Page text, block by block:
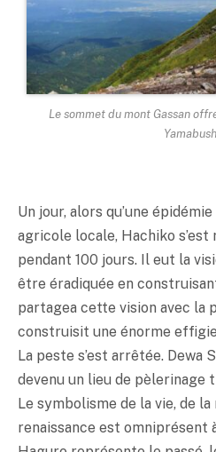
Le sommet du mont Gassan
Un jour, alors qu’une
agricole locale, Hachiko
pendant 100 jours. Il eut la
être éradiquée en
partagea cette vision avec la
construisit une énorme
La peste s’est arrêtée. Dewa
devenu un lieu de pèlerinage
Le symbolisme de la vie, de
renaissance est omniprésent